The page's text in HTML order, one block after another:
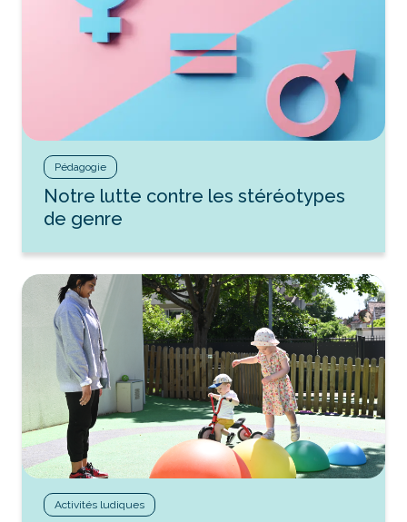
Pédagogie
Notre lutte contre les stéréotypes
de genre
Activités ludiques